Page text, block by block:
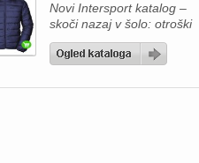
Novi Intersport katalog –
skoči nazaj v šolo: otroški
tekaški copati Star Runner
2 GS fantovski ali dekliški
katalog velja od 21. 08. do